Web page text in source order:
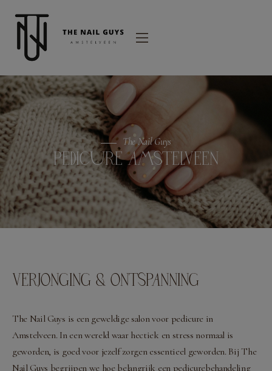
The Nail Guys
PEDICURE AMSTELVEEN
VERJONGING & ONTSPANNING
The Nail Guys is een geweldige salon voor pedicure in
Amstelveen. In een wereld waar hectiek en stress normaal is
geworden, is goed voor jezelf zorgen essentieel geworden. Bij The
Nail Guys begrijpen we hoe belangrijk een pedicurebehandeling